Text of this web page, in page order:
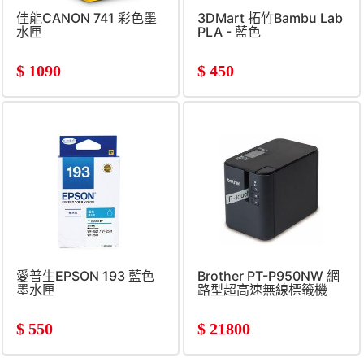
佳能CANON 741 彩色墨
水匣
$ 1090
3DMart 拓竹Bambu Lab
PLA - 藍色
$ 450
愛普生EPSON 193 藍色
墨水匣
$ 550
Brother PT-P950NW 網
路型超高速無線標籤機
$ 21800